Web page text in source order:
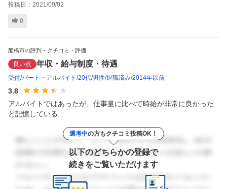
投稿日： 2021/09/02
0
船橋市の評判・クチコミ・評価
良い点 年収・給与制度・待遇
受付 パート・アルバイト 20代 男性 退職済み 2014年以前
3.8
アルバイトではあったが、仕事量に比べて時給が非常に良かった
と記憶している...
選考中の方もクチコミ投稿OK！
以下のどちらかの登録で
続きをご覧いただけます